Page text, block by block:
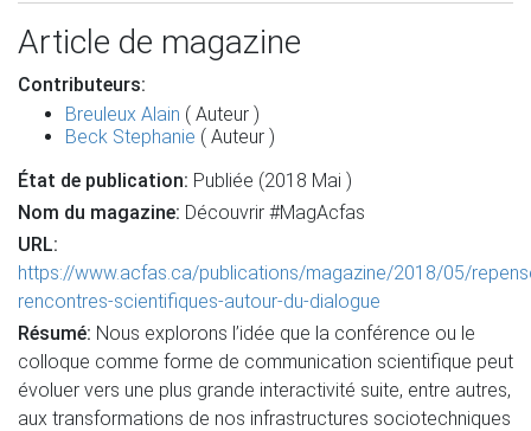
Article de magazine
Contributeurs:
Breuleux Alain ( Auteur )
Beck Stephanie ( Auteur )
État de publication: Publiée (2018 Mai )
Nom du magazine: Découvrir #MagAcfas
URL:
https://www.acfas.ca/publications/magazine/2018/05/
rencontres-scientifiques-autour-du-dialogue
Résumé: Nous explorons l’idée que la conférence ou le
colloque comme forme de communication scientifique peut
évoluer vers une plus grande interactivité suite, entre autres,
aux transformations de nos infrastructures sociotechniques